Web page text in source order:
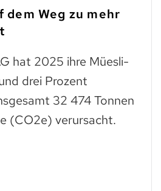
Taste Not Waste: Food
zum Teller
Trockenes Brot ist fast
wie frisches. Man muss
was man daraus zubereiten
Paniermehl verarbeitet,